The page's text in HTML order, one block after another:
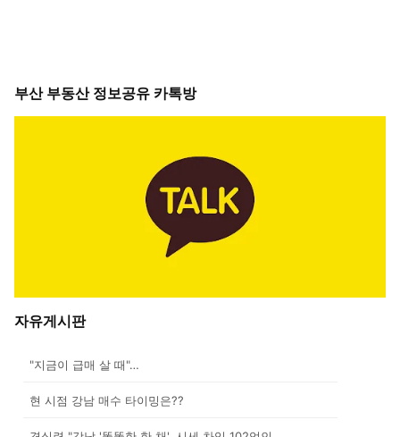
부산 부동산 정보공유 카톡방
자유게시판
"지금이 급매 살 때"…
현 시점 강남 매수 타이밍은??